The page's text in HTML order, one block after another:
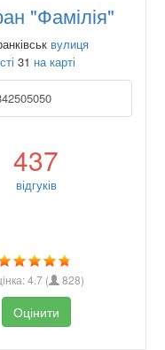
"Фамілія"
вулиця
31 на карті
437
відгуків
4.7 ( 828)
Оцінити